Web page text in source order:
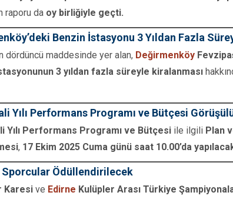
raporu da oy birliğiyle geçti.
Benzin İstasyonu 3 Yıldan Fazla
dördüncü maddesinde yer alan, Değirmenköy
3 yıldan fazla süreyle kiralanması
Yılı Performans Programı ve Bütçesi
Yılı Performans Programı ve Bütçesi ile ilgili Plan
, 17 Ekim 2025 Cuma günü saat 10.00’da
Sporcular Ödüllendirilecek
Karesi ve Edirne Kulüpler Arası Türkiye